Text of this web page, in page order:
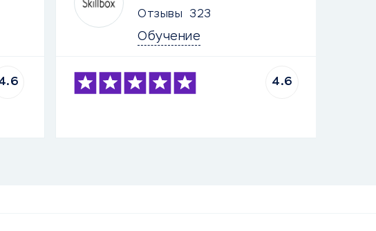
Отзывы 323
Обучение
4.6